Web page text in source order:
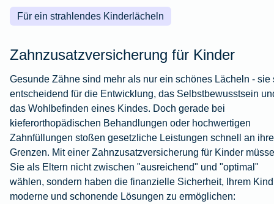
Für ein strahlendes Kinderlächeln
Zahnzusatzversicherung für Kinder
Gesunde Zähne sind mehr als nur ein schönes Lächeln - sie
entscheidend für die Entwicklung, das Selbstbewusstsein
das Wohlbefinden eines Kindes. Doch gerade bei
kieferorthopädischen Behandlungen oder hochwertigen
Zahnfüllungen stoßen gesetzliche Leistungen schnell an ihre
Grenzen. Mit einer Zahnzusatzversicherung für Kinder
Sie als Eltern nicht zwischen "ausreichend" und "optimal"
wählen, sondern haben die finanzielle Sicherheit, Ihrem Kind
moderne und schonende Lösungen zu ermöglichen: